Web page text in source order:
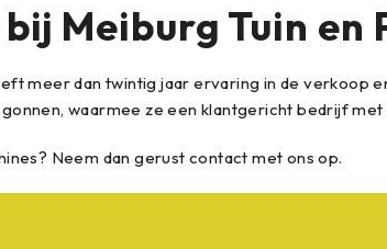
Meiburg Tuin en
meer dan twintig jaar ervaring in de verkoop
waarmee ze een klantgericht bedrijf
Neem dan gerust contact met ons op.